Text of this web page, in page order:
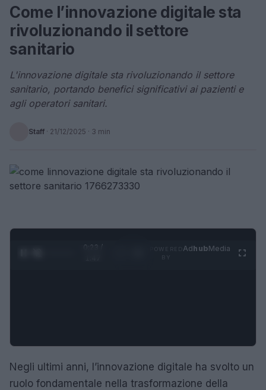
Come l’innovazione digitale sta
rivoluzionando il settore
sanitario
L'innovazione digitale sta rivoluzionando il settore
sanitario, portando benefici significativi ai pazienti e
agli operatori sanitari.
Staff · 21/12/2025 · 3 min
0:24 /
AdhubMedia
Negli ultimi anni, l’innovazione digitale ha svolto un
ruolo fondamentale nella trasformazione della